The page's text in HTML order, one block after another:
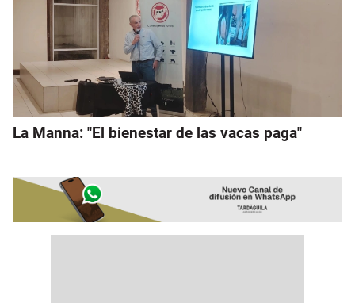
La Manna: "El bienestar de las vacas paga"